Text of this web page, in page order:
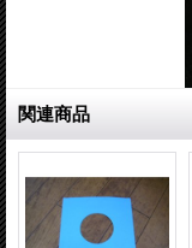
関連商品